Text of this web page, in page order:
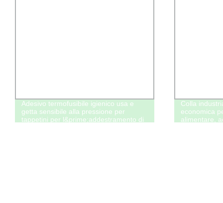
Adesivo termofusibile igienico usa e
getta sensibile alla pressione per
tappetini per l&prime;addestramento di
Colla
economica
alimentare,